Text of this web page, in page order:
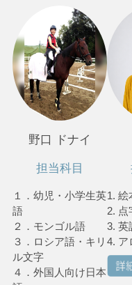
野口 ドナイ
担当科目
１．幼児・小学生英
語
２．モンゴル語
３．ロシア語・キリ
ル文字
４．外国人向け日本
1. 絵
2. 点
3. 英
4. ア